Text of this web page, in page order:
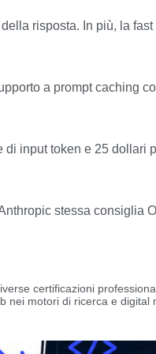
risposta. In più, la
a prompt caching
input token e 25
stessa consiglia
certificazioni
motori di ricerca e